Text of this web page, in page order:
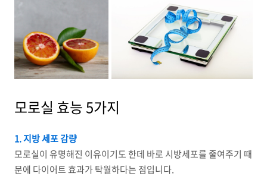
모로실 효능 5가지
1. 지방 세포 감량
모로실이 유명해진 이유이기도 한데 바로 시방세포를 줄여주기 때
문에 다이어트 효과가 탁월하다는 점입니다.